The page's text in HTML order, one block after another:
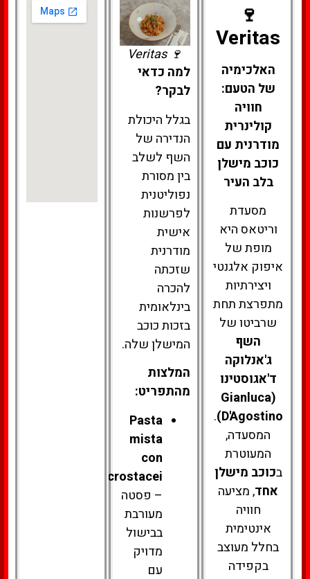
🍷
Veritas
האלכימיה
של הטעם:
חוויה
קולינרית
מודרנית עם
כוכב מישלן
בלב העיר
מסעדת
וריטאס היא
מופת של
איפוק אלגנטי
ויצירתיות
מתפרצת תחת
שרביטו של
השף
ג'אנלוקה
ד'אגוסטינו
(Gianluca
D'Agostino)
.
המסעדה,
המעוטרת
בכוכב מישלן
אחד, מציעה
חוויה
אינטימית
בחלל מעוצב
בקפידה
🍷 Veritas
למה כדאי
לבקר?
בגלל היכולת
הנדירה של
השף לשלב
בין מסורת
נפוליטנית
לפרשנות
אישית
מודרנית
שזכתה
להכרה
בינלאומית
בזכות כוכב
המישלן שלה.
המלצות
מהתפריט:
Pasta
mista
con
crostacei
– פסטה
מעורבת
בבישול
מדויק
עם